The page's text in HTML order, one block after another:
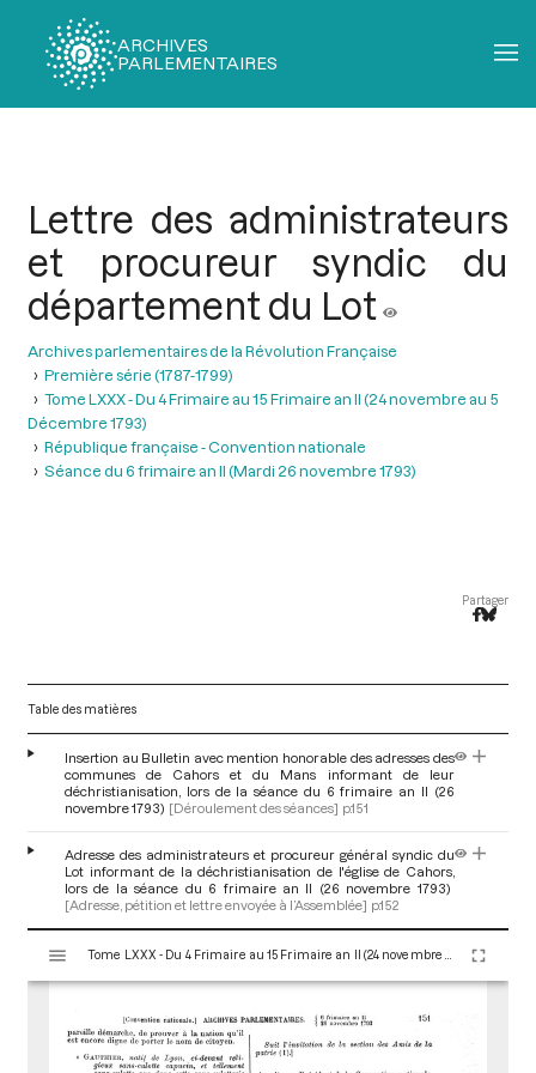
ARCHIVES
PARLEMENTAIRES
Lettre des administrateurs
et procureur syndic du
département du Lot
Archives parlementaires de la Révolution Française
Première série (1787-1799)
Tome LXXX - Du 4 Frimaire au 15 Frimaire an II (24 novembre au 5
Décembre 1793)
République française - Convention nationale
Séance du 6 frimaire an II (Mardi 26 novembre 1793)
Partager
Table des matières
Insertion au Bulletin avec mention honorable des adresses des
communes de Cahors et du Mans informant de leur
déchristianisation, lors de la séance du 6 frimaire an II (26
novembre 1793) [Déroulement des séances] p.151
Adresse des administrateurs et procureur général syndic du
Lot informant de la déchristianisation de l'église de Cahors,
lors de la séance du 6 frimaire an II (26 novembre 1793)
[Adresse, pétition et lettre envoyée à l’Assemblée] p.152
s